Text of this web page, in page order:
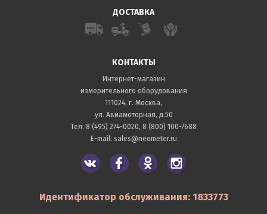
ДОСТАВКА
КОНТАКТЫ
Интернет-магазин
измерительного оборудования
111024, г. Москва,
ул. Авиамоторная, д.50
Тел: 8 (495) 274-0020, 8 (800) 100-7688
E-mail: sales@neometer.ru
Идентификатор обслуживания: 1833773